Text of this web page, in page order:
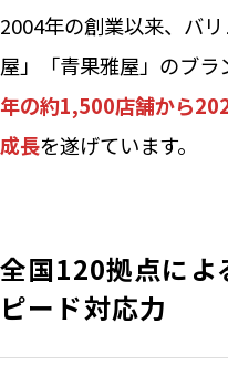
2004年の創業以来、バ
屋」「青果雅屋」のブラ
年の約1,500店舗から
成長を遂げています。
全国120拠点によ
ピード対応力